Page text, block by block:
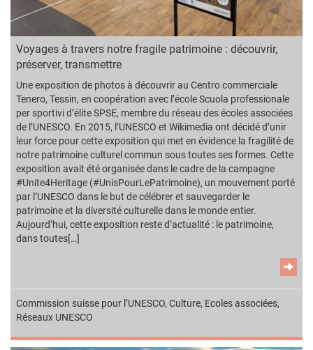
Voyages à travers notre fragile patrimoine : découvrir,
préserver, transmettre
Une exposition de photos à découvrir au Centro commerciale
Tenero, Tessin, en coopération avec l’école Scuola professionale
per sportivi d’élite SPSE, membre du réseau des écoles associées
de l’UNESCO. En 2015, l’UNESCO et Wikimedia ont décidé d’unir
leur force pour cette exposition qui met en évidence la fragilité de
notre patrimoine culturel commun sous toutes ses formes. Cette
exposition avait été organisée dans le cadre de la campagne
#Unite4Heritage (#UnisPourLePatrimoine), un mouvement porté
par l’UNESCO dans le but de célébrer et sauvegarder le
patrimoine et la diversité culturelle dans le monde entier.
Aujourd’hui, cette exposition reste d’actualité : le patrimoine,
dans toutes[…]
Commission suisse pour l’UNESCO, Culture, Ecoles associées,
Réseaux UNESCO